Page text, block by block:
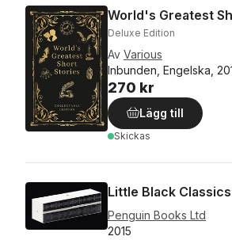
World's Greatest
Deluxe Edition
Av Various
Inbunden, Engelska,
270 kr
Lägg till
Skickas
Little Black
Penguin Books Ltd
2015